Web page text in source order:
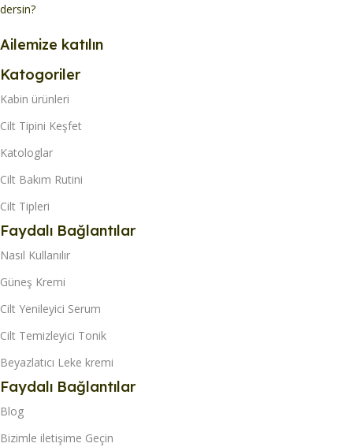
dersin?
Ailemize katılın
Katogoriler
Kabin ürünleri
Cilt Tipini Keşfet
Katologlar
Cilt Bakım Rutini
Cilt Tipleri
Faydalı Bağlantılar
Nasıl Kullanılır
Güneş Kremi
Cilt Yenileyici Serum
Cilt Temizleyici Tonik
Beyazlatıcı Leke kremi
Faydalı Bağlantılar
Blog
Bizimle iletişime Geçin